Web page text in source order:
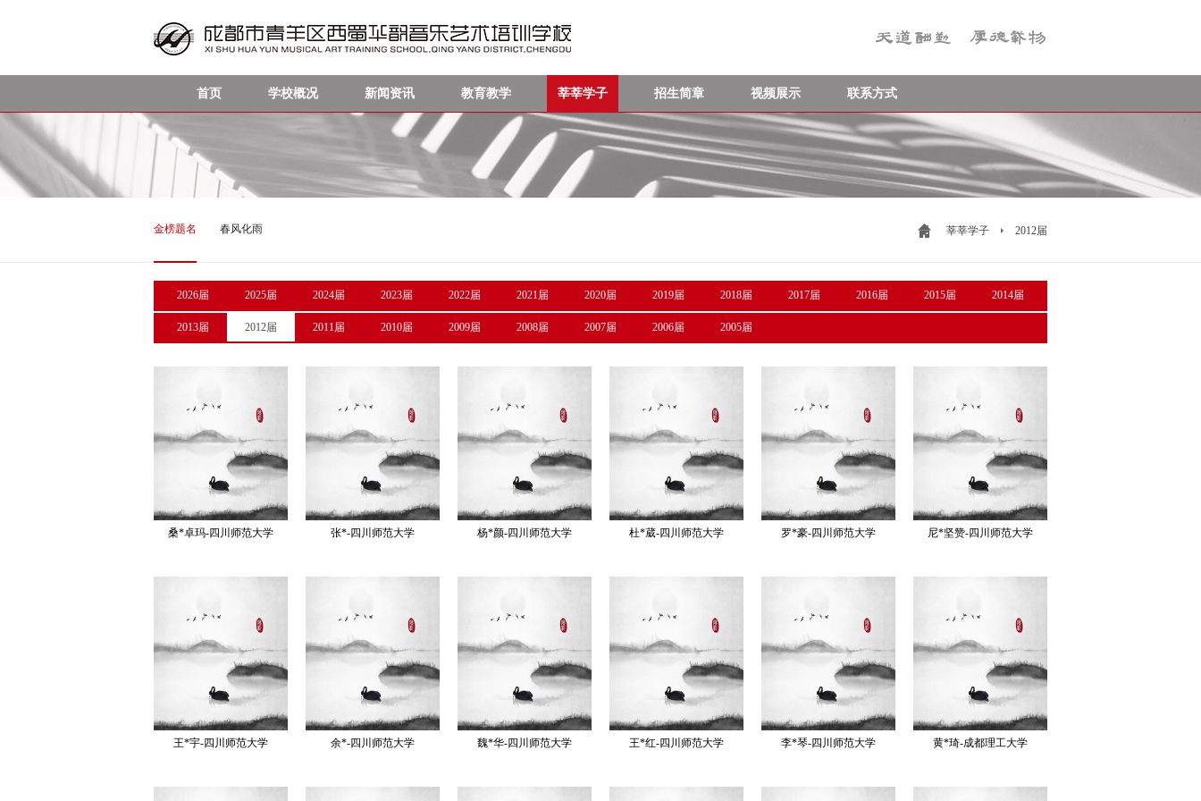
首页 学校概况 新闻资讯 教育教学 莘莘学子 招生简章 视频展示 联系方式
金榜题名 春风化雨 莘莘学子 2012届
2026届 2025届 2024届 2023届 2022届 2021届 2020届 2019届 2018届 2017届 2016届 2015届 2014届
2013届 2012届 2011届 2010届 2009届 2008届 2007届 2006届 2005届
桑*卓玛-四川师范大学 张*-四川师范大学 杨*颜-四川师范大学 杜*葳-四川师范大学 罗*豪-四川师范大学 尼*坚赞-四川师范大学
王*宇-四川师范大学 余*-四川师范大学 魏*华-四川师范大学 王*红-四川师范大学 李*琴-四川师范大学 黄*琦-成都理工大学